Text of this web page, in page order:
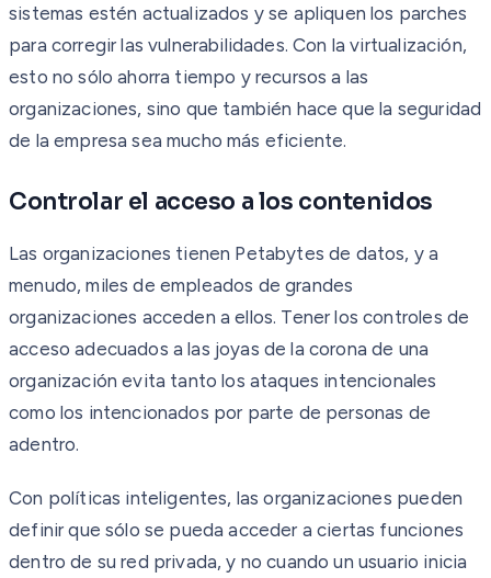
sistemas estén actualizados y se apliquen los parches
para corregir las vulnerabilidades. Con la virtualización,
esto no sólo ahorra tiempo y recursos a las
organizaciones, sino que también hace que la seguridad
de la empresa sea mucho más eficiente.
Controlar el acceso a los contenidos
Las organizaciones tienen Petabytes de datos, y a
menudo, miles de empleados de grandes
organizaciones acceden a ellos. Tener los controles de
acceso adecuados a las joyas de la corona de una
organización evita tanto los ataques intencionales
como los intencionados por parte de personas de
adentro.
Con políticas inteligentes, las organizaciones pueden
definir que sólo se pueda acceder a ciertas funciones
dentro de su red privada, y no cuando un usuario inicia